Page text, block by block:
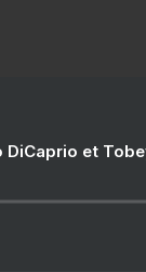
DiCaprio et